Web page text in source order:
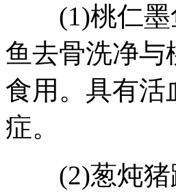
(1)桃仁墨
鱼去骨洗净与
食用。具有活
症。
(2)葱炖猪